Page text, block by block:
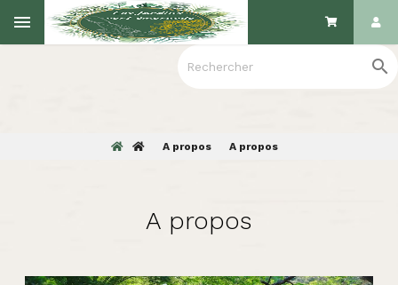

A propos A propos
A propos